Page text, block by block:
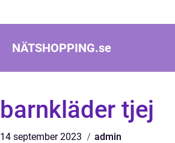
NÄTSHOPPING.se
barnkläder tjej
14 september 2023 admin